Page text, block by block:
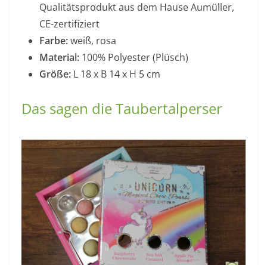
Qualitätsprodukt aus dem Hause Aumüller,
CE-zertifiziert
Farbe:weiß, rosa
Material: 100% Polyester (Plüsch)
Größe: L 18 x B 14 x H 5 cm
Das sagen die Taubertalperser